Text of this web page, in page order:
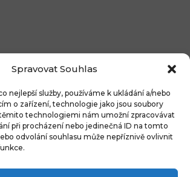
Spravovat Souhlas
nejlepší služby, používáme k ukládání a/nebo
o zařízení, technologie jako jsou soubory
technologiemi nám umožní zpracovávat
při procházení nebo jedinečná ID na tomto
odvolání souhlasu může nepříznivě ovlivnit
látky s technologií FibreGuard®:...